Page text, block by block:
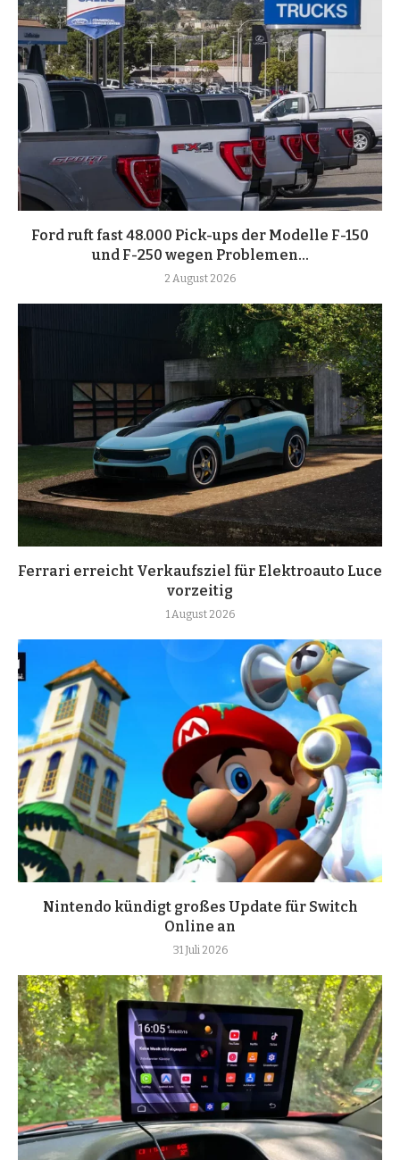
Ford ruft fast 48.000 Pick-ups der Modelle F-150
und F-250 wegen Problemen...
2 August 2026
Ferrari erreicht Verkaufsziel für Elektroauto Luce
vorzeitig
1 August 2026
Nintendo kündigt großes Update für Switch
Online an
31 Juli 2026